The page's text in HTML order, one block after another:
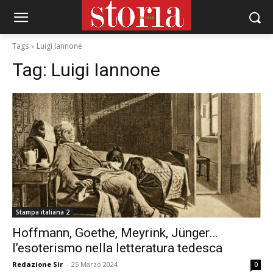
Tags Luigi Iannone
Tag: Luigi Iannone
Stampa italiana 2
Hoffmann, Goethe, Meyrink, Jünger…
l’esoterismo nella letteratura tedesca
Redazione Sir - 25 Marzo 2024 0